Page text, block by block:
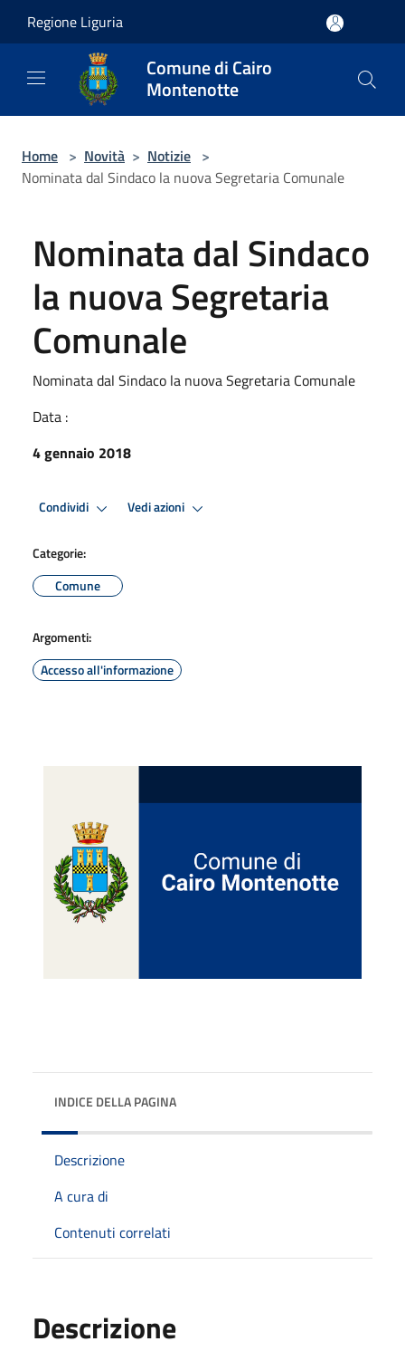
Regione Liguria
Comune di Cairo
Montenotte
Home > Novità > Notizie >
Nominata dal Sindaco la nuova Segretaria Comunale
Nominata dal Sindaco
la nuova Segretaria
Comunale
Nominata dal Sindaco la nuova Segretaria Comunale
Data :
4 gennaio 2018
Condividi Vedi azioni
Categorie:
Comune
Argomenti:
Accesso all'informazione
INDICE DELLA PAGINA
Descrizione
A cura di
Contenuti correlati
Descrizione